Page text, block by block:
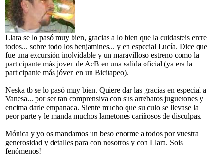
Llara se lo pasó muy bien, gracias a lo bien que la cuidasteis entre
todos... sobre todo los benjamines... y en especial Lucía. Dice que
fue una excursión inolvidable y un maravilloso estreno como la
participante más joven de AcB en una salida oficial (ya era la
participante más jóven en un Bicitapeo).
Neska tb se lo pasó muy bien. Quiere dar las gracias en especial a
Vanesa... por ser tan comprensiva con sus arrebatos juguetones y
encima darle empanada. Siente mucho que su culo se llevase la
peor parte y le manda muchos lametones cariñosos de disculpas.
Mónica y yo os mandamos un beso enorme a todos por vuestra
generosidad y detalles para con nosotros y con Llara. Sois
fenómenos!